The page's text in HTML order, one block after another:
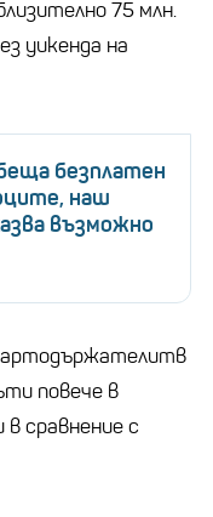
75 млн.
уикенда на
безплатен
наш
възможно
повече в
сравнение с